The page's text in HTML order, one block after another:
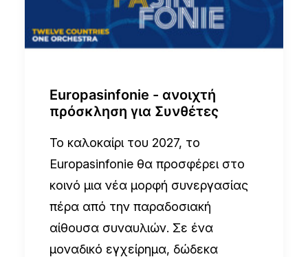
Europasinfonie - ανοιχτή
πρόσκληση για Συνθέτες
Το καλοκαίρι του 2027, το
Europasinfonie θα προσφέρει στο
κοινό μια νέα μορφή συνεργασίας
πέρα από την παραδοσιακή
αίθουσα συναυλιών. Σε ένα
μοναδικό εγχείρημα, δώδεκα